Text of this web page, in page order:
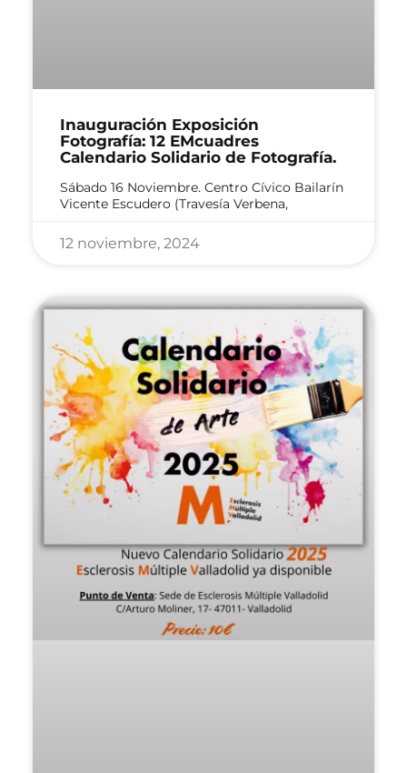
Inauguración Exposición
Fotografía: 12 EMcuadres
Calendario Solidario de Fotografía.
Sábado 16 Noviembre. Centro Cívico Bailarín
Vicente Escudero (Travesía Verbena,
12 noviembre, 2024